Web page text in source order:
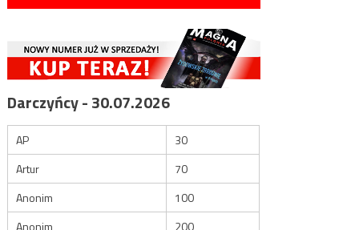
Darczyńcy - 30.07.2026
AP
30
Artur
70
Anonim
100
Anonim
200